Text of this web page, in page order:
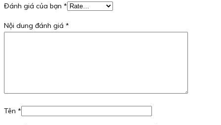
Đánh giá của bạn *
Nội dung đánh giá *
Tên *